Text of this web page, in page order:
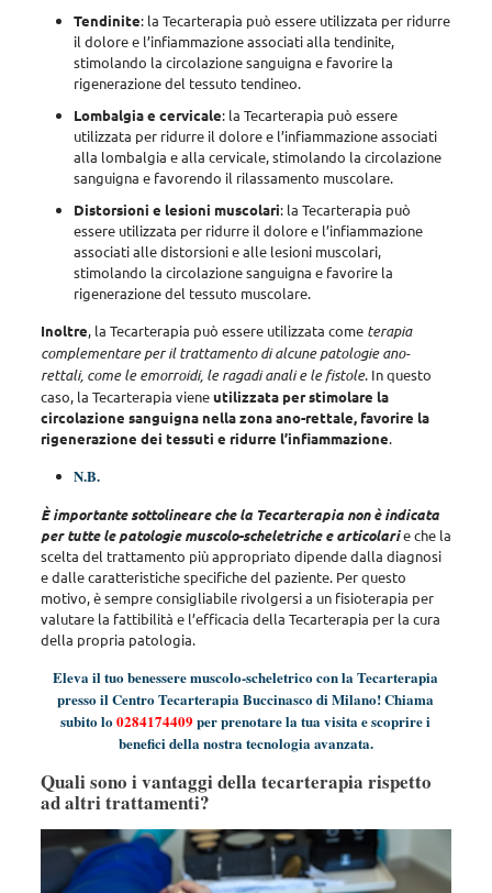
Tendinite: la Tecarterapia può essere utilizzata per ridurre
il dolore e l’infiammazione associati alla tendinite,
stimolando la circolazione sanguigna e favorire la
rigenerazione del tessuto tendineo.
Lombalgia e cervicale: la Tecarterapia può essere
utilizzata per ridurre il dolore e l’infiammazione associati
alla lombalgia e alla cervicale, stimolando la circolazione
sanguigna e favorendo il rilassamento muscolare.
Distorsioni e lesioni muscolari: la Tecarterapia può
essere utilizzata per ridurre il dolore e l’infiammazione
associati alle distorsioni e alle lesioni muscolari,
stimolando la circolazione sanguigna e favorire la
rigenerazione del tessuto muscolare.
Inoltre, la Tecarterapia può essere utilizzata come terapia
complementare per il trattamento di alcune patologie ano-
rettali, come le emorroidi, le ragadi anali e le fistole. In questo
caso, la Tecarterapia vieneutilizzata per stimolare la
circolazione sanguigna nella zona ano-rettale, favorire la
rigenerazione dei tessuti e ridurre l’infiammazione.
N.B.
È importante sottolineare che la Tecarterapia non è indicata
per tutte le patologie muscolo-scheletriche e articolarie che la
scelta del trattamento più appropriato dipende dalla diagnosi
e dalle caratteristiche specifiche del paziente. Per questo
motivo, è sempre consigliabile rivolgersi a un fisioterapia per
valutare la fattibilità e l’efficacia della Tecarterapia per la cura
della propria patologia.
Eleva il tuo benessere muscolo-scheletrico con la Tecarterapia
presso il Centro Tecarterapia Buccinasco di Milano! Chiama
subito lo0284174409per prenotare la tua visita e scoprire i
benefici della nostra tecnologia avanzata.
Quali sono i vantaggi della tecarterapia rispetto
ad altri trattamenti?